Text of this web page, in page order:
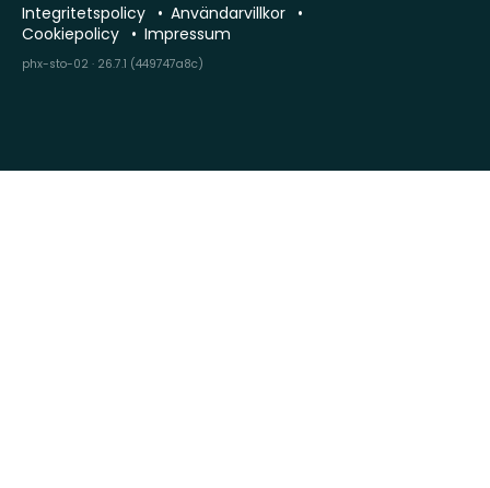
Integritetspolicy
Användarvillkor
Cookiepolicy
Impressum
phx-sto-02 · 26.7.1 (449747a8c)